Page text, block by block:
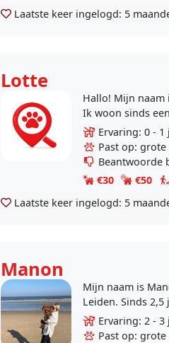
Laatste keer ingelogd: 5
Lotte
Hallo! Mijn naam
Ik woon sinds
merk dat ik het
heb zelf..
Ervaring: 0 - 1
Past op:
Beantwoorde
€30
€50
Laatste keer ingelogd: 5
Manon
Mijn naam is
Leiden. Sinds
labradoodle,
en ik..
Ervaring: 2 - 3
Past op: